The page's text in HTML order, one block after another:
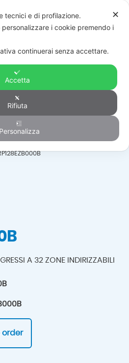
/MODULI ESPANSIONE/
A 32 ZONE INDIRIZZABILI
order
✕
tecnici e di profilazione.
i cookie premendo i
continuerai senza accettare.
Accetta
Rifiuta
Personalizza